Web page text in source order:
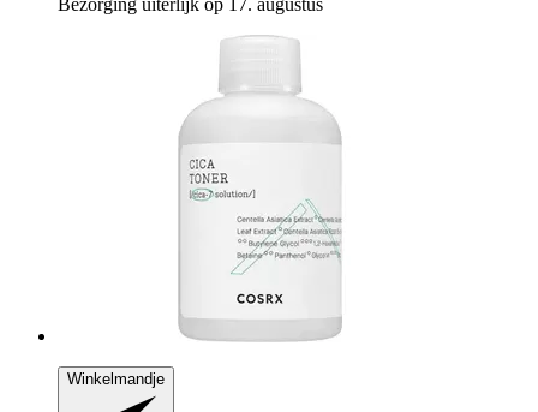
Bezorging uiterlijk op 17. augustus
Winkelmandje